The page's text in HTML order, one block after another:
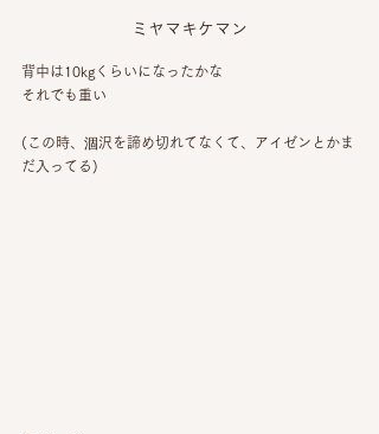
ミヤマキケマン
背中は10kgくらいになったかな
それでも重い
(この時、涸沢を諦め切れてなくて、アイゼンとかま
だ入ってる)